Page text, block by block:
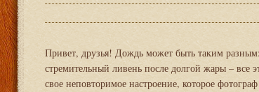
Привет, друзья! Дождь может быть таким
стремительный ливень после долгой жары –
свое неповторимое настроение, которое